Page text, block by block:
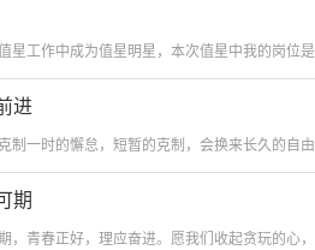
进
期